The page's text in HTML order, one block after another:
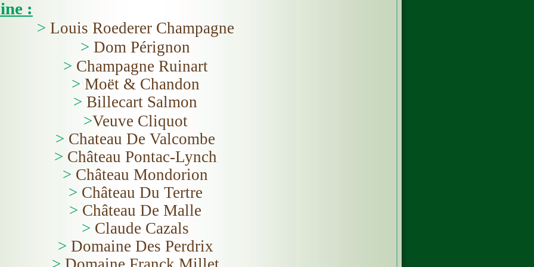
:
> Louis Roederer Champagne
> Dom Pérignon
> Champagne Ruinart
> Moët & Chandon
> Billecart Salmon
>Veuve Cliquot
> Chateau De Valcombe
> Château Pontac-Lynch
> Château Mondorion
> Château Du Tertre
> Château De Malle
> Claude Cazals
> Domaine Des Perdrix